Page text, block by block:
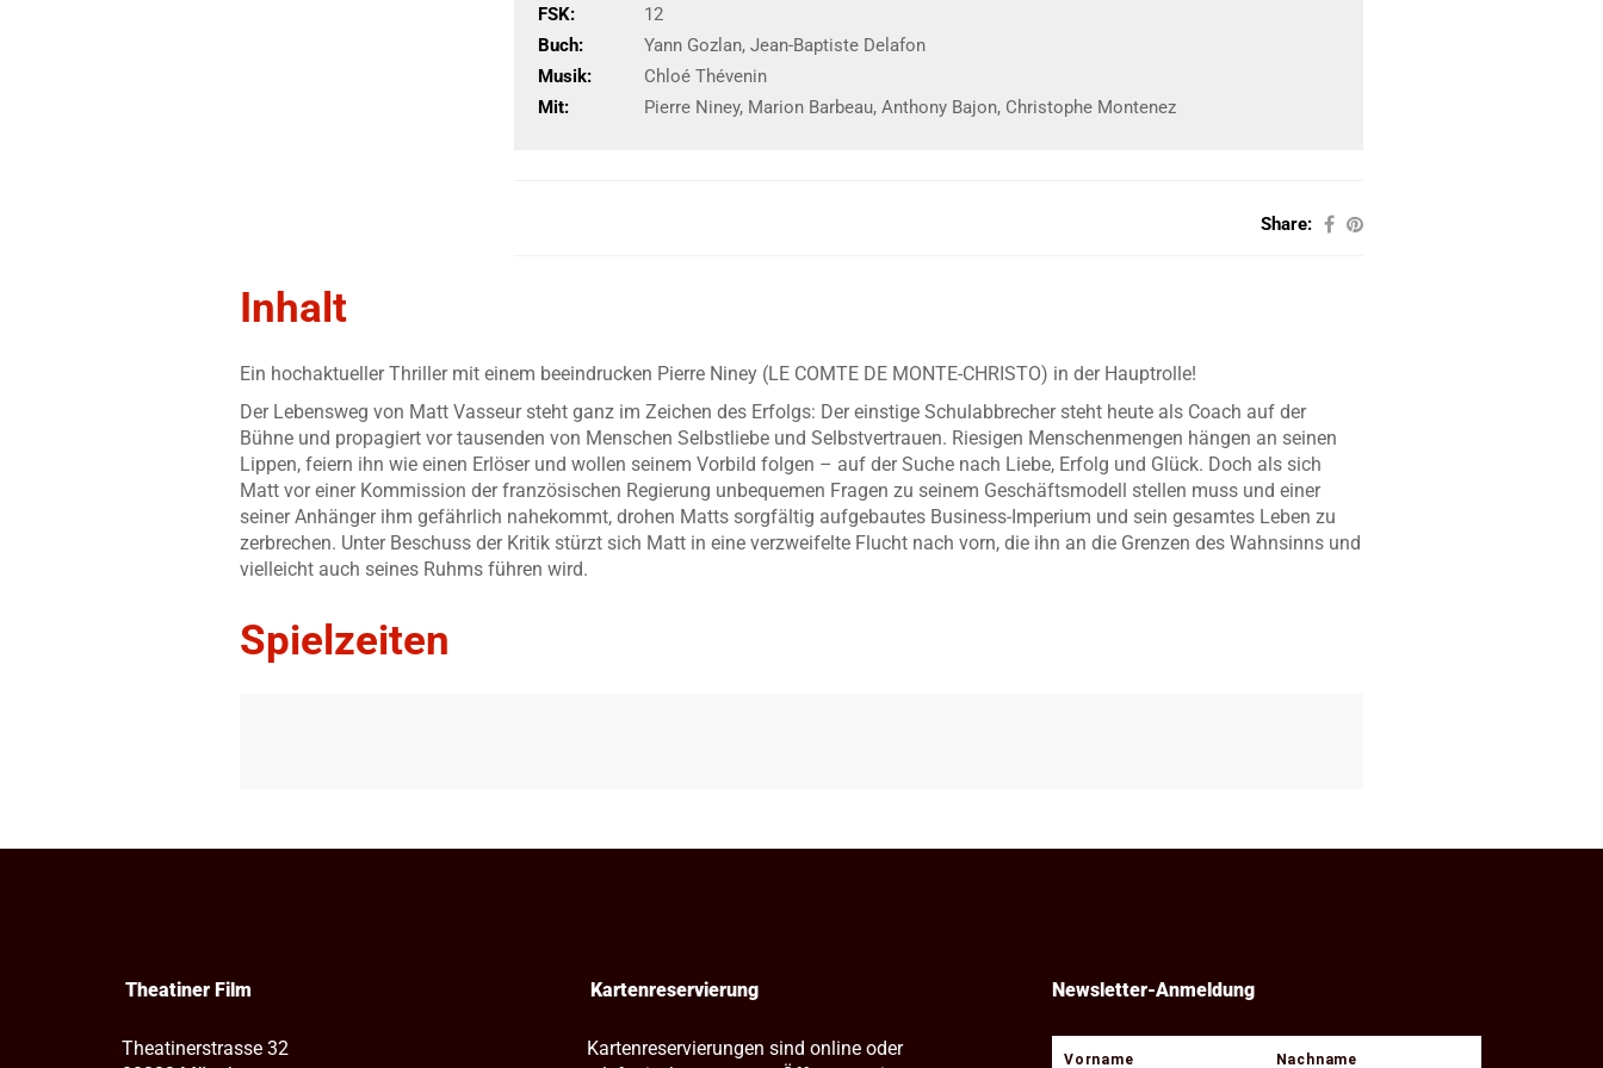
FSK:
12
Buch:
Yann Gozlan, Jean-Baptiste Delafon
Musik:
Chloé Thévenin
Mit:
Pierre Niney, Marion Barbeau, Anthony Bajon, Christophe Montenez
Share:
Inhalt
Ein hochaktueller Thriller mit einem beeindrucken Pierre Niney (LE COMTE DE MONTE-CHRISTO) in der Hauptrolle!
Der Lebensweg von Matt Vasseur steht ganz im Zeichen des Erfolgs: Der einstige Schulabbrecher steht heute als Coach auf der
Bühne und propagiert vor tausenden von Menschen Selbstliebe und Selbstvertrauen. Riesigen Menschenmengen hängen an seinen
Lippen, feiern ihn wie einen Erlöser und wollen seinem Vorbild folgen – auf der Suche nach Liebe, Erfolg und Glück. Doch als sich
Matt vor einer Kommission der französischen Regierung unbequemen Fragen zu seinem Geschäftsmodell stellen muss und einer
seiner Anhänger ihm gefährlich nahekommt, drohen Matts sorgfältig aufgebautes Business-Imperium und sein gesamtes Leben zu
zerbrechen. Unter Beschuss der Kritik stürzt sich Matt in eine verzweifelte Flucht nach vorn, die ihn an die Grenzen des Wahnsinns und
vielleicht auch seines Ruhms führen wird.
Spielzeiten
Theatiner Film
Theatinerstrasse 32
Kartenreservierung
Kartenreservierungen sind online oder
Newsletter-Anmeldung